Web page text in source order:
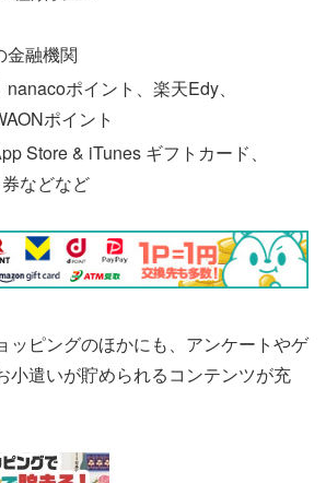
金融機関
nanacoポイント、楽天Edy、
ポイント
Store & iTunes ギフトカード、
などなど
ッピングのほかにも、アンケートやゲ
小遣いが貯められるコンテンツが充